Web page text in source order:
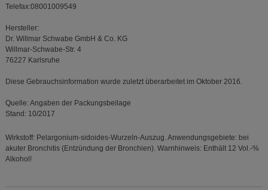
Telefax:08001009549
Hersteller:
Dr. Willmar Schwabe GmbH & Co. KG
Willmar-Schwabe-Str. 4
76227 Karlsruhe
Diese Gebrauchsinformation wurde zuletzt überarbeitet im Oktober 2016.
Quelle: Angaben der Packungsbeilage
Stand: 10/2017
Wirkstoff: Pelargonium-sidoides-Wurzeln-Auszug. Anwendungsgebiete: bei
akuter Bronchitis (Entzündung der Bronchien). Warnhinweis: Enthält 12 Vol.-%
Alkohol!